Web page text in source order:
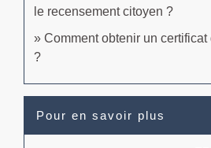
le recensement citoyen ?
Comment obtenir un
?
Pour en savoir plus